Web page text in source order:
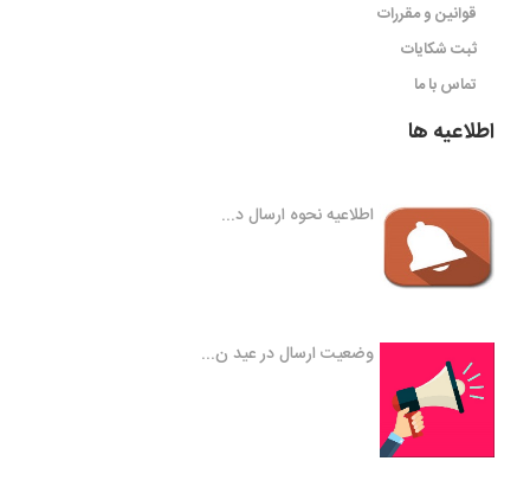
قوانین و مقررات
ثبت شکایات
تماس با ما
اطلاعیه ها
اطلاعیه نحوه ارسال د...
وضعیت ارسال در عید ن...